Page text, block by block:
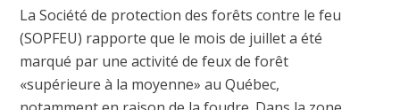
La Société de protection des forêts contre le feu
(SOPFEU) rapporte que le mois de juillet a été
marqué par une activité de feux de forêt
«supérieure à la moyenne» au Québec,